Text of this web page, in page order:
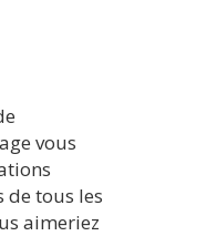
vous
de tous les
aimeriez